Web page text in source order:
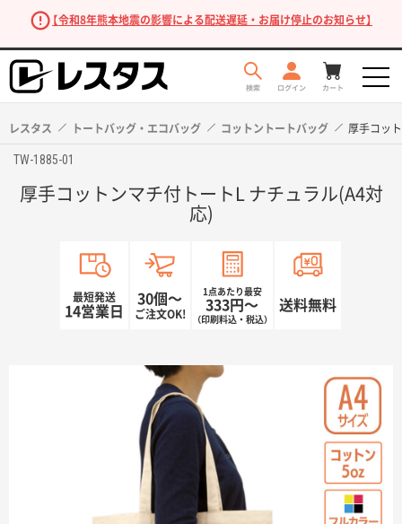
【令和8年熊本地震の影響による配送遅延・お届け停止のお知らせ】
商品を探す
レスタス トートバッグ・エコバッグ コットントートバッグ 厚手コッ
TW-1885-01
厚手コットンマチ付トートL ナチュラル(A4対
応)
最短発送
14営業日
30個〜
ご注文OK!
1点あたり最安
333円〜
（印刷料込・税込）
送料無料